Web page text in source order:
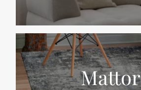
Mattor